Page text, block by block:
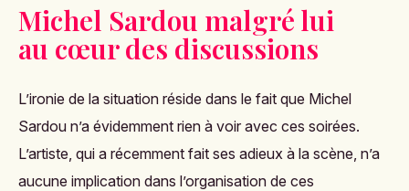
Michel Sardou malgré lui
au cœur des discussions
L’ironie de la situation réside dans le fait que Michel
Sardou n’a évidemment rien à voir avec ces soirées.
L’artiste, qui a récemment fait ses adieux à la scène, n’a
aucune implication dans l’organisation de ces